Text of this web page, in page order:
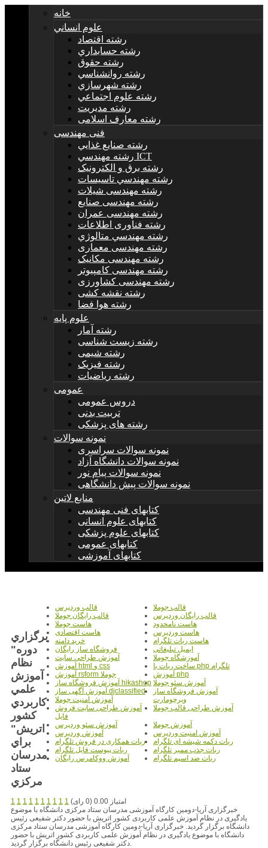
خانه
علوم انساني
رشته اقتصاد
رشته حسابداري
رشته حقوق
رشته روانشناسي
رشته شهرسازي
رشته علوم اجتماعي
رشته مديريت
رشته معارف اسلامی
فنی مهندسی
رشته صنايع غذايي
رشته مهندسي ICT
رشته برق و الکترونيک
رشته مهندسي تاسيسات
رشته مهندسی شیلات
رشته مهندسی صنایع
رشته مهندسی عمران
رشته فناوری اطلاعات
رشته مهندسي متالوژي
رشته مهندسی معماری
رشته مهندسی مکانیک
رشته مهندسی کامپیوتر
رشته مهندسی کشاورزی
رشته نقشه کشی
رشته هوا فضا
علوم پایه
رشته آمار
رشته زیست شناسی
رشته شیمی
رشته فیزیک
رشته ریاضیات
عمومی
دروس عمومی
تربیت بدنی
رشته های پزشکی
نمونه سوالات
نمونه سوالات سراسری
نمونه سوالات دانشگاه آزاد
نمونه سوالات پیام نور
نمونه سوالات پیش دانشگاهی
منابع لاتین
کتابهای فنی مهندسی
کتابهای علوم انسانی
کتابهای علوم پزشکی
کتابهای عمومی
کتابهای آموزشی
قالب جوملا
قالب وردپرس
قالب رایگان وردپرس
قالب رایگان جوملا
هاست نامحدود
هاست جوملا
هاست وردپرس
هاست اقتصادی
هاست ربات تلگرام
خرید دامنه
ایمیل تبلیغاتی
فروشگاه ساز رایگان
آموزشگاه جوملا
آموزش طراحی سایت
ساخت ربات با php تلگرام
آموزش html و css
آموزش php
آموزش rsform جوملا
آموزش سئو جوملا آموزش فروشگاه ساز hikashop
آموزش فروشگاه ساز
ویرچومارت
آموزش آگهی ساز djclassified
آموزش امنیت جوملا
آموزش طراحی قالب جوملا
آموزش طراحی سایت فروش
فایل
آموزش جوملا
آموزش سئو وردپرس
آموزش امنیت وردپرس
آموزش وردپرس
ربات دکمه شیشه ای تلگرام
ربات همکاری در فروش تلگرام
ربات جذب ممبر تلگرام
ربات پیوست فایل تلگرام
ربات ضد اسپم تلگرام
آموزش ووکامرس رایگان
برگزاري
دوره"
نظام
آموزش
علمي
كاربردي
كشور
اتريش"
براي
مدرسان
ستاد
مرکزي
1 1 1 1 1 1 1 1 1 1
امتیاز 0.00 (0 رای)
خبرگزاری آریا-دومین کارگاه آموزشی مدرسان ستاد مرکزی دانشگاه با موضوع
یادگیری در نظام آموزش علمی کاربردی کشور اتریش با حضور دکتر شفیعی رئیس
دانشگاه برگزار گردید. خبرگزاری آریا-دومین کارگاه آموزشی مدرسان ستاد مرکزی
دانشگاه با موضوع یادگیری در نظام آموزش علمی کاربردی کشور اتریش با حضور
دکتر شفیعی رئیس دانشگاه برگزار گردید.